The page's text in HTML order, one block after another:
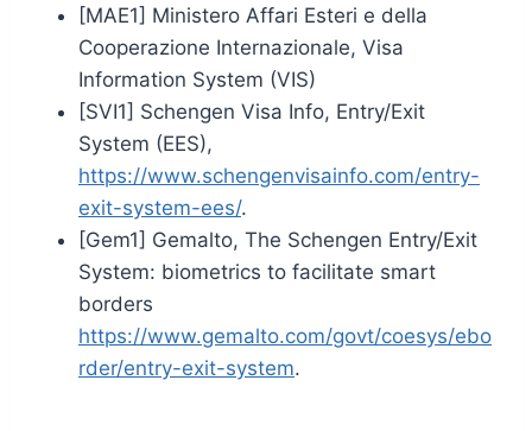
[MAE1] Ministero Affari Esteri e della
Cooperazione Internazionale, Visa
Information System (VIS)
[SVI1] Schengen Visa Info, Entry/Exit
System (EES),
https://www.schengenvisainfo.com/entry-
exit-system-ees/.
[Gem1] Gemalto, The Schengen Entry/Exit
System: biometrics to facilitate smart
borders
https://www.gemalto.com/govt/coesys/ebo
rder/entry-exit-system.